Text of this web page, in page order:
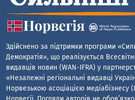
Здійснено за підтримки програми
Демократія», що реалізується
видавців новин (WAN-IFRA) у
«Незалежні регіональні видавці
Норвезькою асоціацією медіабізнесу